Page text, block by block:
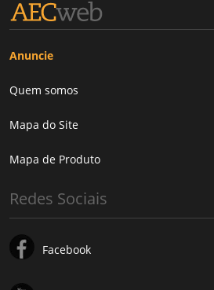
Anuncie
Quem somos
Mapa do Site
Mapa de Produto
Redes Sociais
Facebook